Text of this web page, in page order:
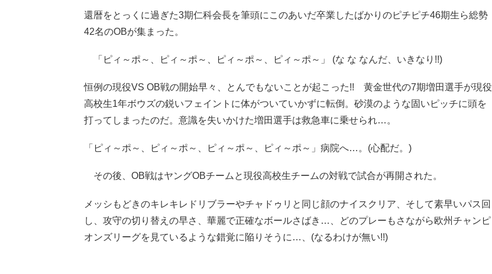
還暦をとっくに過ぎた3期仁科会長を筆頭にこのあいだ卒業したばかりのピチピチ46期生ら総勢
42名のOBが集まった。
「ピィ～ポ～、ピィ～ポ～、ピィ～ポ～、ピィ～ポ～」 (な な なんだ、いきなり!!)
恒例の現役VS OB戦の開始早々、とんでもないことが起こった!! 黄金世代の7期増田選手が現役
高校生1年ボウズの鋭いフェイントに体がついていかずに転倒。砂漠のような固いピッチに頭を
打ってしまったのだ。意識を失いかけた増田選手は救急車に乗せられ…。
「ピィ～ポ～、ピィ～ポ～、ピィ～ポ～、ピィ～ポ～」病院へ…。(心配だ。)
その後、OB戦はヤングOBチームと現役高校生チームの対戦で試合が再開された。
メッシもどきのキレキレドリブラーやチャドゥリと同じ顔のナイスクリア、そして素早いパス回
し、攻守の切り替えの早さ、華麗で正確なボールさばき…、どのプレーもさながら欧州チャンピ
オンズリーグを見ているような錯覚に陥りそうに…、(なるわけが無い!!)